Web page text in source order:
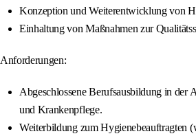
Konzeption und Weiterentwicklung von
Einhaltung von Maßnahmen zur
Anforderungen:
Abgeschlossene Berufsausbildung in der
und Krankenpflege.
Weiterbildung zum Hygienebeauftragten